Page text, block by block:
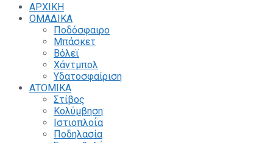
ΑΡΧΙΚΗ
ΟΜΑΔΙΚΑ
Ποδόσφαιρο
Μπάσκετ
Βόλεϊ
Χάντμπολ
Υδατοσφαίριση
ΑΤΟΜΙΚΑ
Στίβος
Κολύμβηση
Ιστιοπλοΐα
Ποδηλασία